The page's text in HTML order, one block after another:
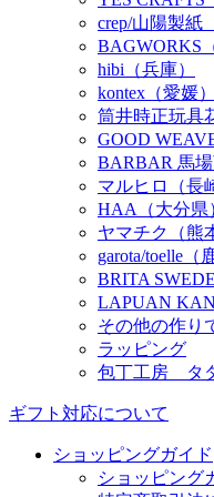
crep/山陽製紙
BAGWORKS
hibi（兵庫）
kontex（愛媛）
筒井時正玩具
GOOD
BARBAR 馬場
マルヒロ（長
HAA（大分県
ヤマチク（熊
garota/toelle（
BRITA
LAPUAN
その他の作り
ラッピング
包丁工房 タ
ギフト対応について
ショッピングガイド
ショッピング